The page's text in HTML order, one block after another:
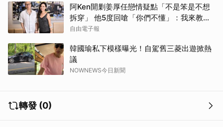
阿Ken開剿姜厚任戀情疑點「不是笨是不想
拆穿」 他5度回嗆「你們不懂」：我來教育
你們
自由電子報
韓國瑜私下模樣曝光！自駕舊三菱出遊掀熱
議
NOWNEWS今日新聞
轉發 (0)